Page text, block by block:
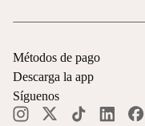
Métodos de pago
Descarga la app
Síguenos